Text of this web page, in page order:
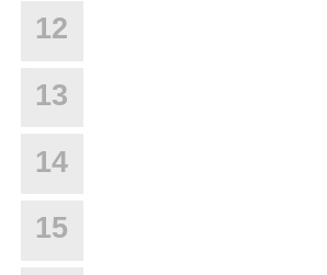
12
13
14
15